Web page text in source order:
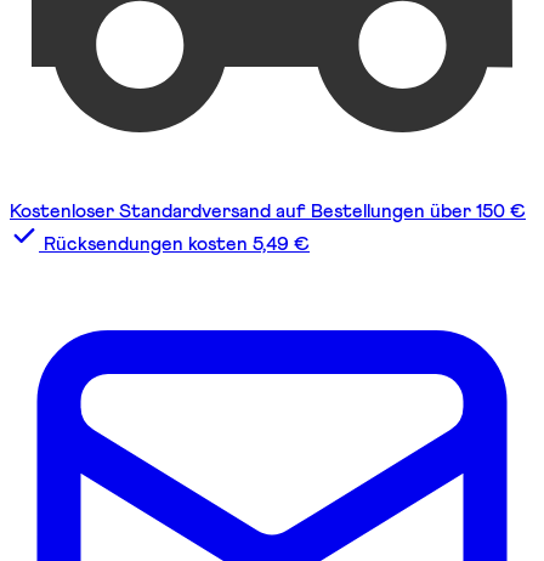
Kostenloser Standardversand auf Bestellungen über 150 €
Rücksendungen kosten 5,49 €